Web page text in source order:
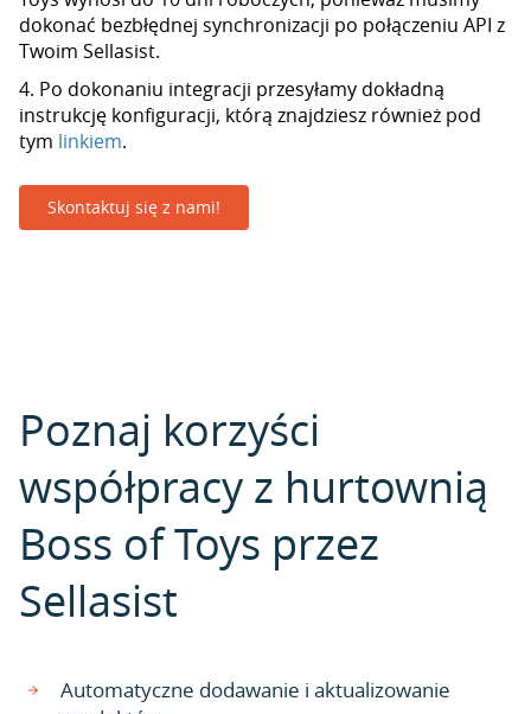
dokonać bezbłędnej synchronizacji po połączeniu API z
Twoim Sellasist.
4. Po dokonaniu integracji przesyłamy dokładną
instrukcję konfiguracji, którą znajdziesz również pod
tym linkiem.
Skontaktuj się z nami!
Poznaj korzyści
współpracy z hurtownią
Boss of Toys przez
Sellasist
Automatyczne dodawanie i aktualizowanie